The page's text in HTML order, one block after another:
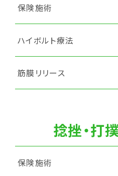
保険施術
ハイボルト療法
筋膜リリース
捻挫・打
保険施術